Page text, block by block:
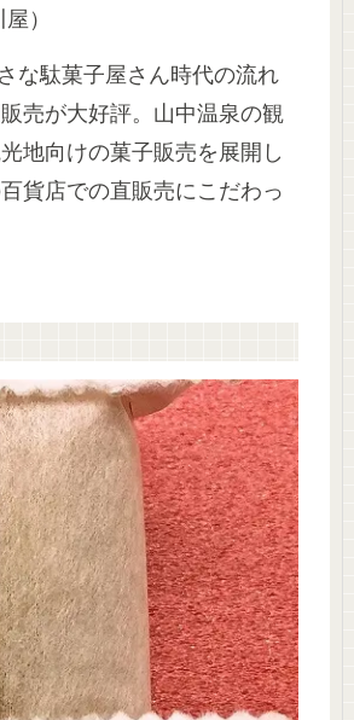
）
な駄菓子屋さん時代の流れ
売が大好評。山中温泉の観
地向けの菓子販売を展開し
貨店での直販売にこだわっ